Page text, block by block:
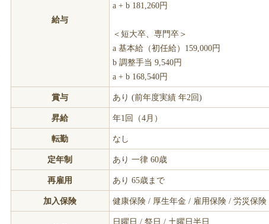
給与
a + b 181,260円
＜短大卒、専門卒＞
a 基本給（初任給）159,000円
b 調整手当 9,540円
a + b 168,540円
賞与 あり (前年度実績 年2回)
昇給 年1回（4月）
転勤 なし
定年制 あり 一律 60歳
再雇用 あり 65歳まで
加入保険 健康保険 / 厚生年金 / 雇用保険 / 労災保険
日曜日 / 祭日 / 土曜日半日